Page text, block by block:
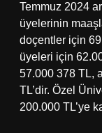
Temmuz 2024
üyelerinin
doçentler için
üyeleri için
57.000 378 TL,
TL’dir. Özel
200.000 TL’ye